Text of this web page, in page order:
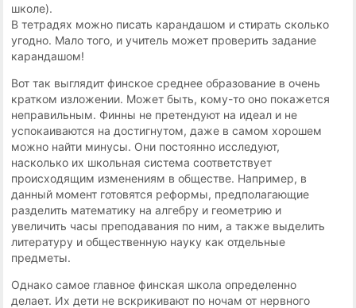
школе).
В тетрадях можно писать карандашом и стирать сколько
угодно. Мало того, и учитель может проверить задание
карандашом!
Вот так выглядит финское среднее образование в очень
кратком изложении. Может быть, кому-то оно покажется
неправильным. Финны не претендуют на идеал и не
успокаиваются на достигнутом, даже в самом хорошем
можно найти минусы. Они постоянно исследуют,
насколько их школьная система соответствует
происходящим изменениям в обществе. Например, в
данный момент готовятся реформы, предполагающие
разделить математику на алгебру и геометрию и
увеличить часы преподавания по ним, а также выделить
литературу и общественную науку как отдельные
предметы.
Однако самое главное финская школа определенно
делает. Их дети не вскрикивают по ночам от нервного